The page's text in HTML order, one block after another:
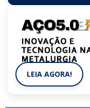
LEIA AGORA!